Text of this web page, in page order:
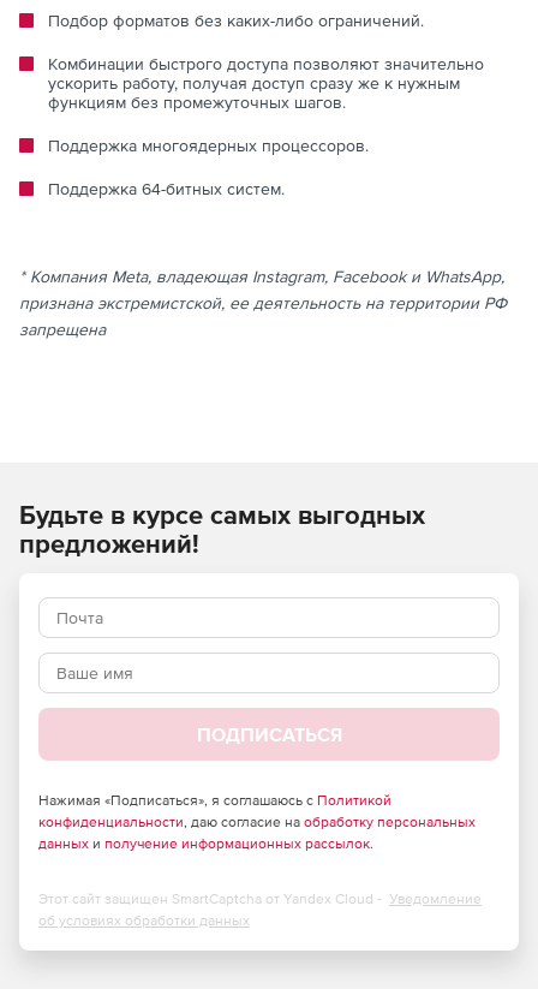
Подбор форматов без каких-либо ограничений.
Комбинации быстрого доступа позволяют значительно
ускорить работу, получая доступ сразу же к нужным
функциям без промежуточных шагов.
Поддержка многоядерных процессоров.
Поддержка 64-битных систем.
* Компания Meta, владеющая Instagram, Facebook и WhatsApp,
признана экстремистской, ее деятельность на территории РФ
запрещена
Будьте в курсе самых выгодных
предложений!
ПОДПИСАТЬСЯ
Нажимая «Подписаться», я соглашаюсь с Политикой
конфиденциальности, даю согласие на обработку персональных
данных и получение информационных рассылок.
Этот сайт защищен SmartCaptcha от Yandex Cloud - Уведомление
об условиях обработки данных